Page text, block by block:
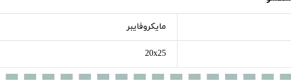
مایکروفایبر
20x25